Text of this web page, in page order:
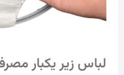
لباس زیر یکبار